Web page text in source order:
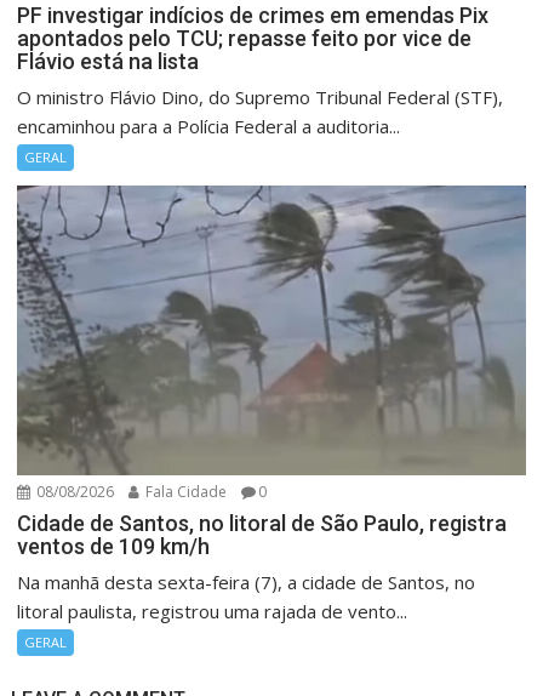
PF investigar indícios de crimes em emendas Pix
apontados pelo TCU; repasse feito por vice de
Flávio está na lista
O ministro Flávio Dino, do Supremo Tribunal Federal (STF),
encaminhou para a Polícia Federal a auditoria...
GERAL
08/08/2026 Fala Cidade 0
Cidade de Santos, no litoral de São Paulo, registra
ventos de 109 km/h
Na manhã desta sexta-feira (7), a cidade de Santos, no
litoral paulista, registrou uma rajada de vento...
GERAL